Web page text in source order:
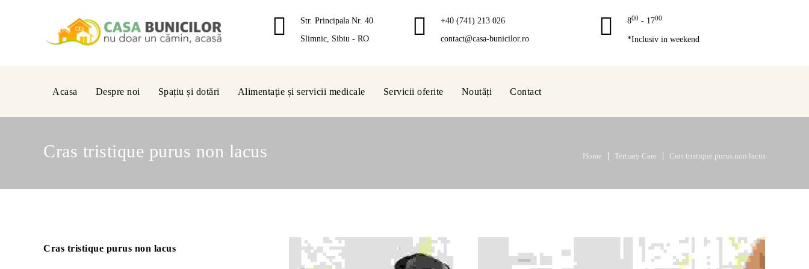
Str. Principala Nr. 40
Slimnic, Sibiu - RO
+40 (741) 213 026
contact@casa-bunicilor.ro
800 - 1700
*Inclusiv in weekend
Acasa Despre noi Spațiu și dotări Alimentație și servicii medicale Servicii oferite Noutăți Contact
Cras tristique purus non lacus Home Tertiary Care Cras tristique purus non lacus
Cras tristique purus non lacus